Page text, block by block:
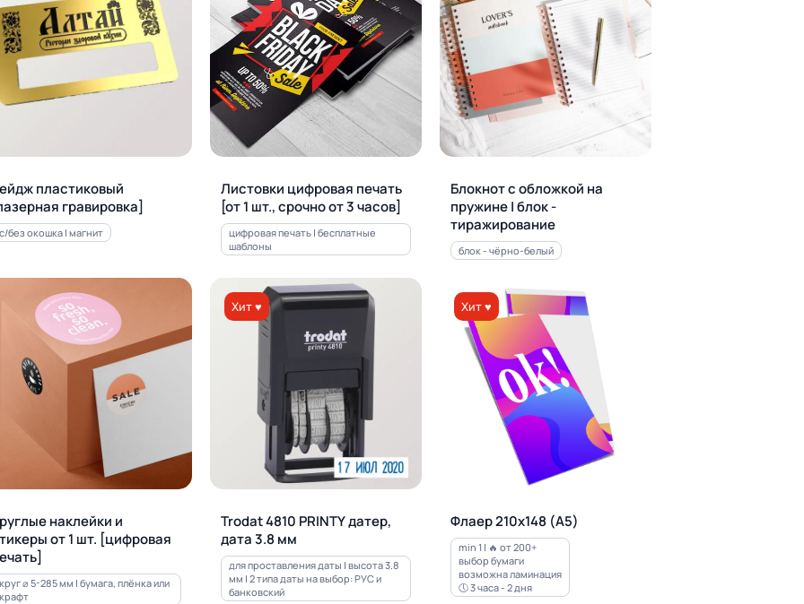
пластиковый
гравировка]
с/без окошка | магнит
Листовки цифровая печать
[от 1 шт., срочно от 3 часов]
цифровая печать | бесплатные
шаблоны
Блокнот с обложкой на
пружине | блок -
тиражирование
блок - чёрно-белый
наклейки и
от 1 шт. [цифровая
круг ⌀ 5-285 мм | бумага, плёнка или
крафт
Хит ♥
Trodat 4810 PRINTY датер,
дата 3.8 мм
для проставления даты | высота 3.8
мм | 2 типа даты на выбор: РУС и
банковский
Хит ♥
Флаер 210х148 (А5)
min 1 | 🔥 от 200+
выбор бумаги
возможна ламинация
🕔 3 часа - 2 дня